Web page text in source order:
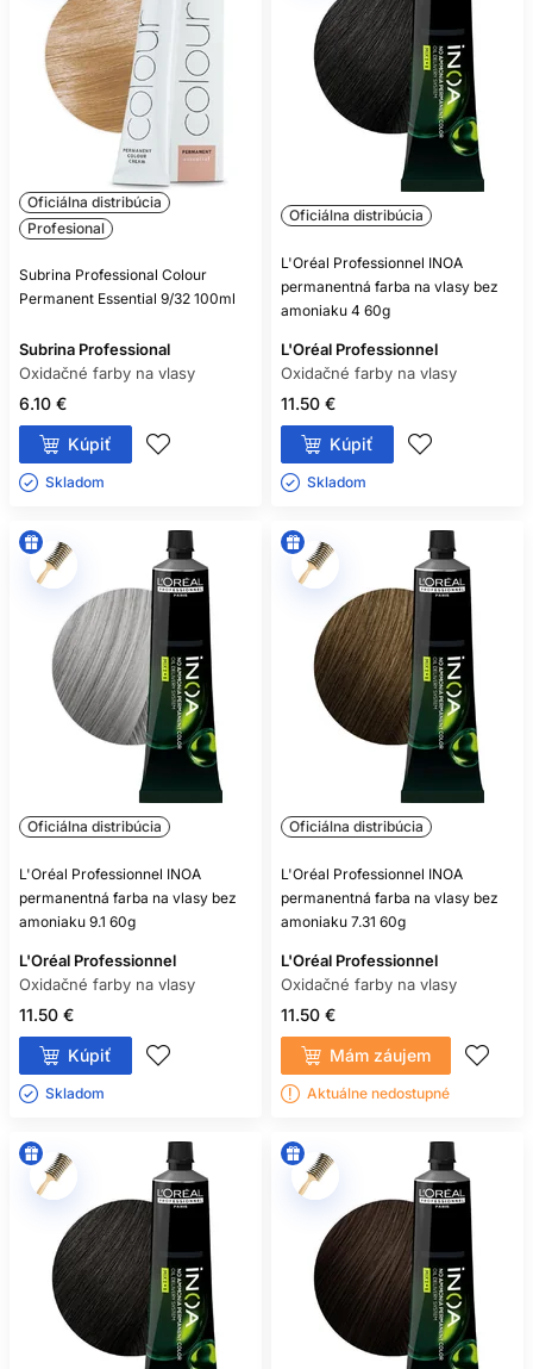
POTREBUJE KAŽDÁ OXIDAČNÁ
FARBA VYVÍJAČ?
Takmer všetky áno, ale vždy sa riaďte označením
konkrétneho produktu.
MÔŽEM ZMIEŠAŤ FARBU A
OXIDANT RÔZNYCH ZNAČIEK?
kompatibilný systém jednej rady.
ZOSVETLÍ SVETLÁ FARBA TMAVÉ
FARBENÉ VLASY?
Spravidla nie spoľahlivo, pretože oxidačná farba bežne
nezosvetľuje už vytvorený umelý pigment.
JE BEZAMONIAKOVÁ FARBA
NEALERGÉNNA?
Nie. Aj bezamoniaková oxidačná farba môže obsahovať
alergizujúce farbiace látky.
Oficiálna distribúcia
Profesional
Subrina Professional Colour
Permanent Essential 9/32 100ml
Subrina Professional
Oxidačné farby na vlasy
6.10 €
Kúpiť
Skladom ㅤ
Oficiálna distribúcia
L'Oréal Professionnel INOA
permanentná farba na vlasy bez
amoniaku 4 60g
L'Oréal Professionnel
Oxidačné farby na vlasy
11.50 €
Kúpiť
Skladom ㅤ
Oficiálna distribúcia
L'Oréal Professionnel INOA
permanentná farba na vlasy bez
amoniaku 9.1 60g
L'Oréal Professionnel
Oxidačné farby na vlasy
11.50 €
Kúpiť
Skladom ㅤ
Oficiálna distribúcia
L'Oréal Professionnel INOA
permanentná farba na vlasy bez
amoniaku 7.31 60g
L'Oréal Professionnel
Oxidačné farby na vlasy
11.50 €
Mám záujem
Aktuálne nedostupné